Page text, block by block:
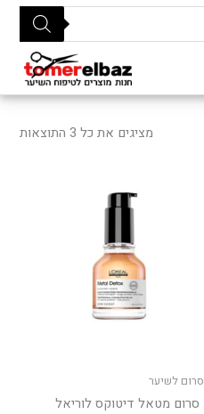
מציגים את כל ⁦3⁩ התוצאות לפי
סרום לשיער
סרום מטאל דיטוקס לוריאל